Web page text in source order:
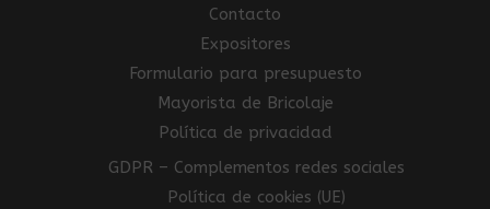
Contacto
Expositores
Formulario para presupuesto
Mayorista de Bricolaje
Política de privacidad
GDPR – Complementos redes sociales
Política de cookies (UE)